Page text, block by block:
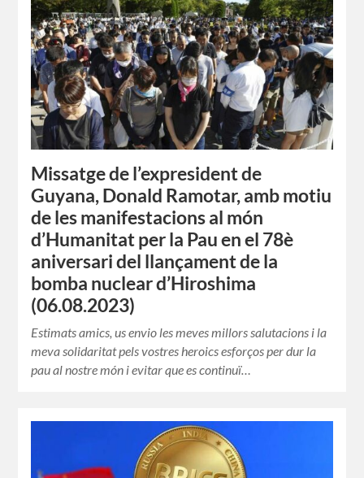
Missatge de l’expresident de
Guyana, Donald Ramotar, amb motiu
de les manifestacions al món
d’Humanitat per la Pau en el 78è
aniversari del llançament de la
bomba nuclear d’Hiroshima
(06.08.2023)
Estimats amics, us envio les meves millors salutacions i la
meva solidaritat pels vostres heroics esforços per dur la
pau al nostre món i evitar que es continuï…